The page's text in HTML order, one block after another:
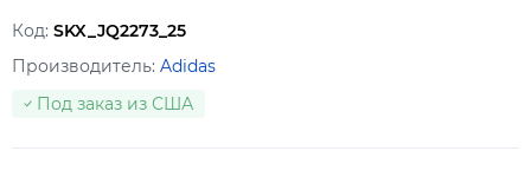
Код: SKX_JQ2273_25
Производитель: Adidas
Под заказ из США